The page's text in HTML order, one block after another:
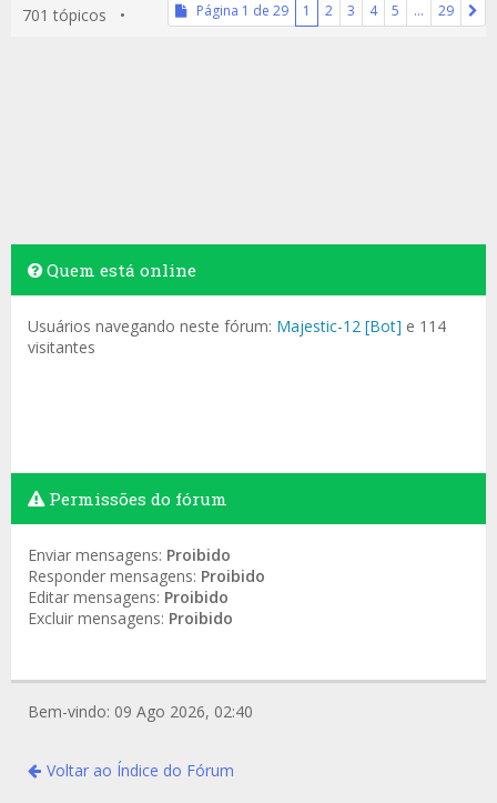
701 tópicos • Página 1 de 29 1 2 3 4 5 … 29
Quem está online
Usuários navegando neste fórum: Majestic-12 [Bot] e 114
visitantes
Permissões do fórum
Enviar mensagens: Proibido
Responder mensagens: Proibido
Editar mensagens: Proibido
Excluir mensagens: Proibido
Bem-vindo: 09 Ago 2026, 02:40
Voltar ao Índice do Fórum